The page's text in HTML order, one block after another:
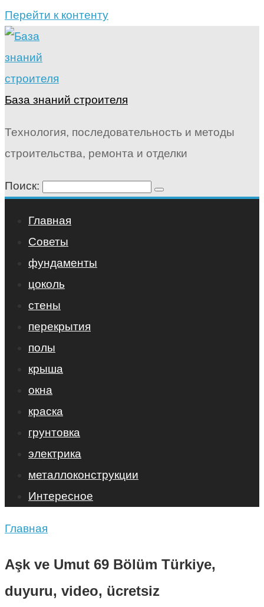
Перейти к контенту
База знаний строителя
Технология, последовательность и методы
строительства, ремонта и отделки
Поиск:
Главная
Советы
фундаменты
цоколь
стены
перекрытия
полы
крыша
окна
краска
грунтовка
электрика
металлоконструкции
Интересное
Главная
Aşk ve Umut 69 Bölüm Türkiye,
duyuru, video, ücretsiz